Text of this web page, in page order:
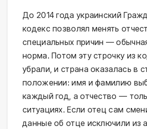
До 2014 года украинский
кодекс позволял менять
специальных причин —
норма. Потом эту строчку из
убрали, и страна оказалась в
положении: имя и фамилию
каждый год, а отчество —
ситуациях. Если отец сам
данные об отце исключили из